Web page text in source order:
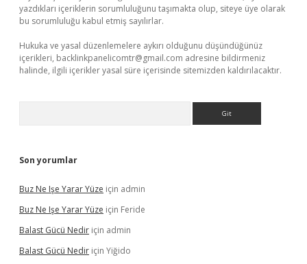
yazdıkları içeriklerin sorumluluğunu taşımakta olup, siteye üye olarak
bu sorumluluğu kabul etmiş sayılırlar.
Hukuka ve yasal düzenlemelere aykırı olduğunu düşündüğünüz
içerikleri, backlinkpanelicomtr@gmail.com adresine bildirmeniz
halinde, ilgili içerikler yasal süre içerisinde sitemizden kaldırılacaktır.
Son yorumlar
Buz Ne Işe Yarar Yüze için admin
Buz Ne Işe Yarar Yüze için Feride
Balast Gücü Nedir için admin
Balast Gücü Nedir için Yiğido